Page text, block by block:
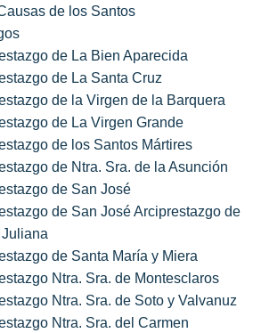
de los Santos
de La Bien Aparecida
de La Santa Cruz
de la Virgen de la Barquera
de La Virgen Grande
de los Santos Mártires
de Ntra. Sra. de la Asunción
de San José
de San José Arciprestazgo de
de Santa María y Miera
Ntra. Sra. de Montesclaros
Ntra. Sra. de Soto y Valvanuz
Ntra. Sra. del Carmen